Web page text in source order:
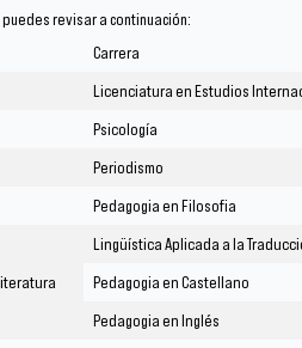
revisar a continuación:
Carrera
Licenciatura en Estudios
Psicología
Periodismo
Pedagogia en Filosofia
Lingüística Aplicada a la
Pedagogia en Castellano
Pedagogia en Inglés